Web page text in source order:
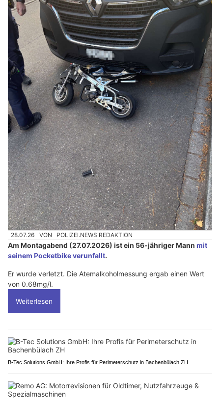
28.07.26 VON POLIZEI.NEWS REDAKTION
Am Montagabend (27.07.2026) ist ein 56-jähriger Mann mit
seinem Pocketbike verunfallt.
Er wurde verletzt. Die Atemalkoholmessung ergab einen Wert
von 0.68mg/l.
Weiterlesen
B-Tec Solutions GmbH: Ihre Profis für Perimeterschutz in Bachenbülach ZH